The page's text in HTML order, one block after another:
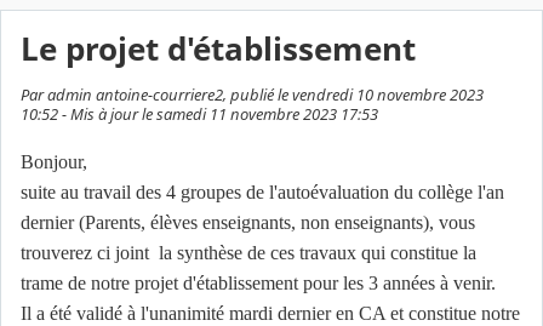
Le projet d'établissement
Par admin antoine-courriere2, publié le vendredi 10 novembre 2023
10:52 - Mis à jour le samedi 11 novembre 2023 17:53
Bonjour,
suite au travail des 4 groupes de l'autoévaluation du collège l'an
dernier (Parents, élèves enseignants, non enseignants), vous
trouverez ci joint la synthèse de ces travaux qui constitue la
trame de notre projet d'établissement pour les 3 années à venir.
Il a été validé à l'unanimité mardi dernier en CA et constitue notre